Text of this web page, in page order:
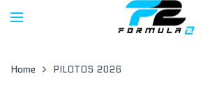
Home PILOTOS ️️️2026